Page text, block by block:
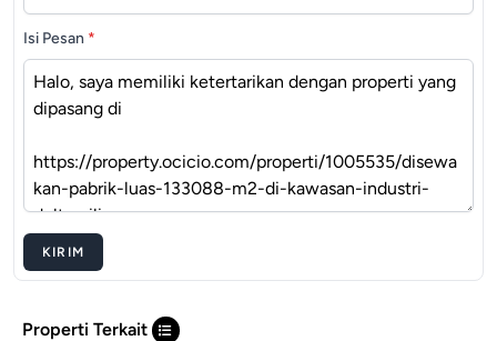
Isi Pesan *
KIRIM
Properti Terkait